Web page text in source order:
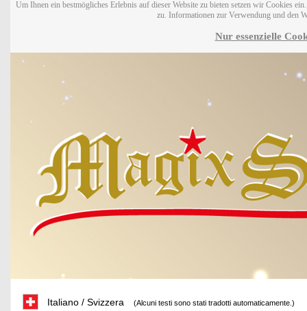
Um Ihnen ein bestmögliches Erlebnis auf dieser Website zu bieten setzen wir Cookies
zu. Informationen zur Verwendung und den
Nur essenzielle
Italiano / Svizzera (Alcuni testi sono stati tradotti automaticamente.)